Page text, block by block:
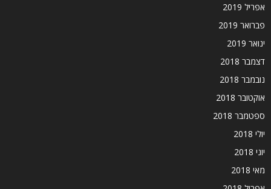
אפריל 2019
פברואר 2019
ינואר 2019
דצמבר 2018
נובמבר 2018
אוקטובר 2018
ספטמבר 2018
יולי 2018
יוני 2018
מאי 2018